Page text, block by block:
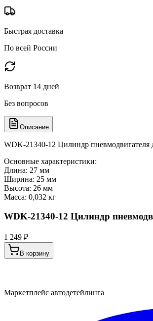
Быстрая доставка
По всей России
Возврат 14 дней
Без вопросов
Описание
WDK-21340-12 Цилиндр пневмодвигателя
Основные характеристики:
Длина: 27 мм
Ширина: 25 мм
Высота: 26 мм
Масса: 0,032 кг
WDK-21340-12 Цилиндр
1 249 ₽
В корзину
Маркетплейс автодетейлинга